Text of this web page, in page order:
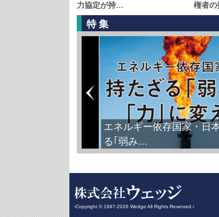
力協定が持…
権者
特集
エネルギー依存国家・
る｢弱み…
‹Copyright © 1997-2026 Wedge All Rights Reserved.›